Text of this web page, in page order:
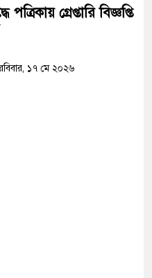
বেত্রাঘাত
না: নাহিদ
গ্রেপ্তারি বিজ্ঞপ্তি
১৭ মে ২০২৬